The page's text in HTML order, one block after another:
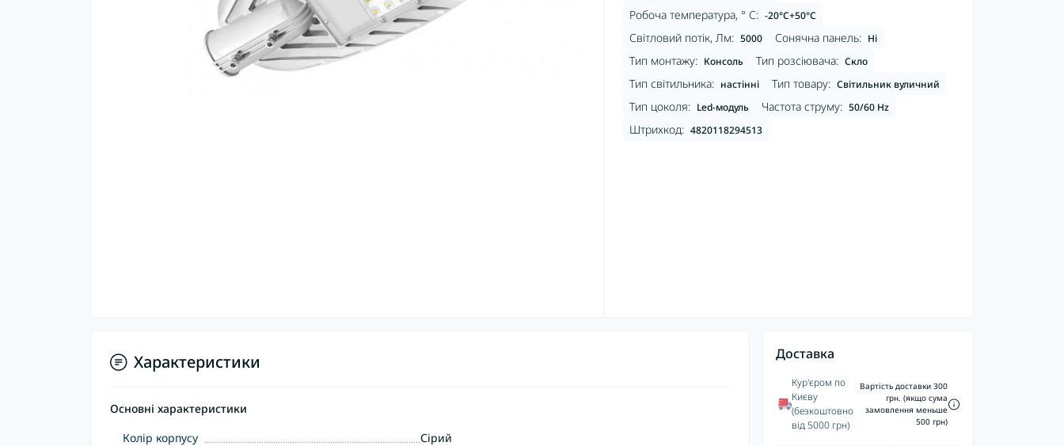
Робоча температура, ° С: -20°C+50°С
Світловий потік, Лм: 5000 Сонячна панель: Ні
Тип монтажу: Консоль Тип розсіювача: Скло
Тип світильника: настінні Тип товару: Світильник вуличний
Тип цоколя: Led-модуль Частота струму: 50/60 Hz
Штрихкод: 4820118294513
Доставка
Кур'єром по
Києву
(безкоштовно
від 5000 грн)
Вартість доставки 300
грн. (якщо сума
замовлення меньше
500 грн)
Характеристики
Основні характеристики
Колір корпусу
Сірий